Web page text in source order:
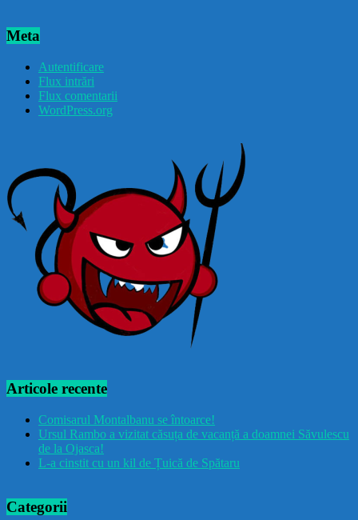
Meta
Autentificare
Flux intrări
Flux comentarii
WordPress.org
Articole recente
Comisarul Montalbanu se întoarce!
Ursul Rambo a vizitat căsuța de vacanță a doamnei Săvulescu
de la Ojasca!
L-a cinstit cu un kil de Țuică de Spătaru
Categorii